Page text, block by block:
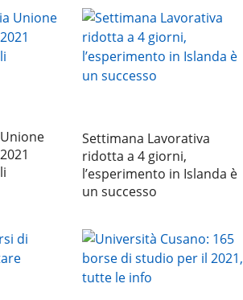
Settimana Lavorativa
ridotta a 4 giorni,
l’esperimento in Islanda è
un successo